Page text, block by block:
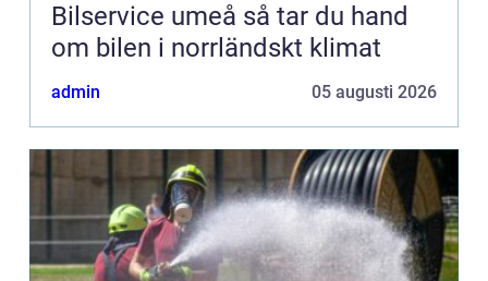
Bilservice umeå så tar du hand
om bilen i norrländskt klimat
admin 05 augusti 2026